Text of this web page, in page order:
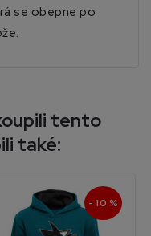
se obepne po
tento
také:
- 10 %